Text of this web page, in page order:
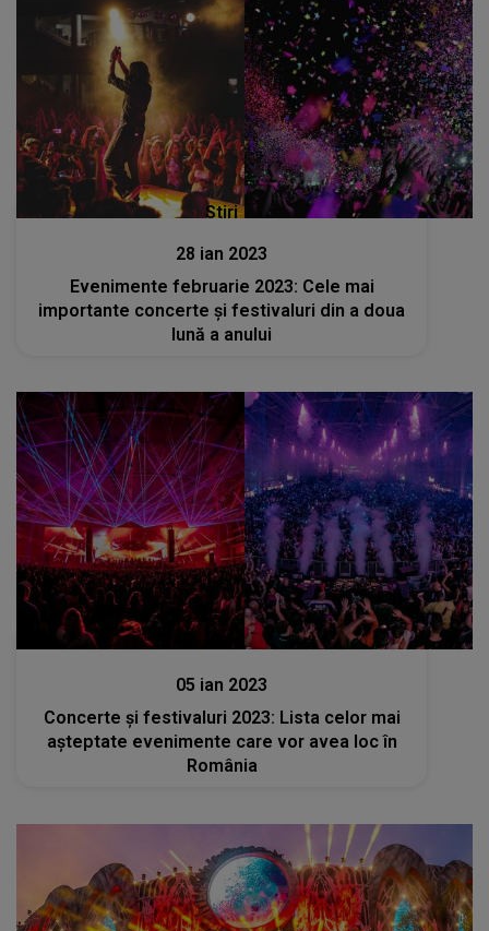
Stiri
28 ian 2023
Evenimente februarie 2023: Cele mai
importante concerte și festivaluri din a doua
lună a anului
05 ian 2023
Concerte și festivaluri 2023: Lista celor mai
așteptate evenimente care vor avea loc în
România